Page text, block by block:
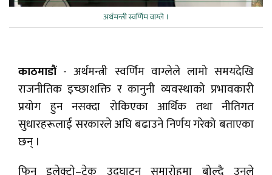
अर्थमन्त्री स्वर्णिम वाग्ले ।
काठमाडौं - अर्थमन्त्री स्वर्णिम वाग्लेले लामो समयदेखि
राजनीतिक इच्छाशक्ति र कानुनी व्यवस्थाको प्रभावकारी
प्रयोग हुन नसक्दा रोकिएका आर्थिक तथा नीतिगत
सुधारहरूलाई सरकारले अघि बढाउने निर्णय गरेको बताएका
छन् ।